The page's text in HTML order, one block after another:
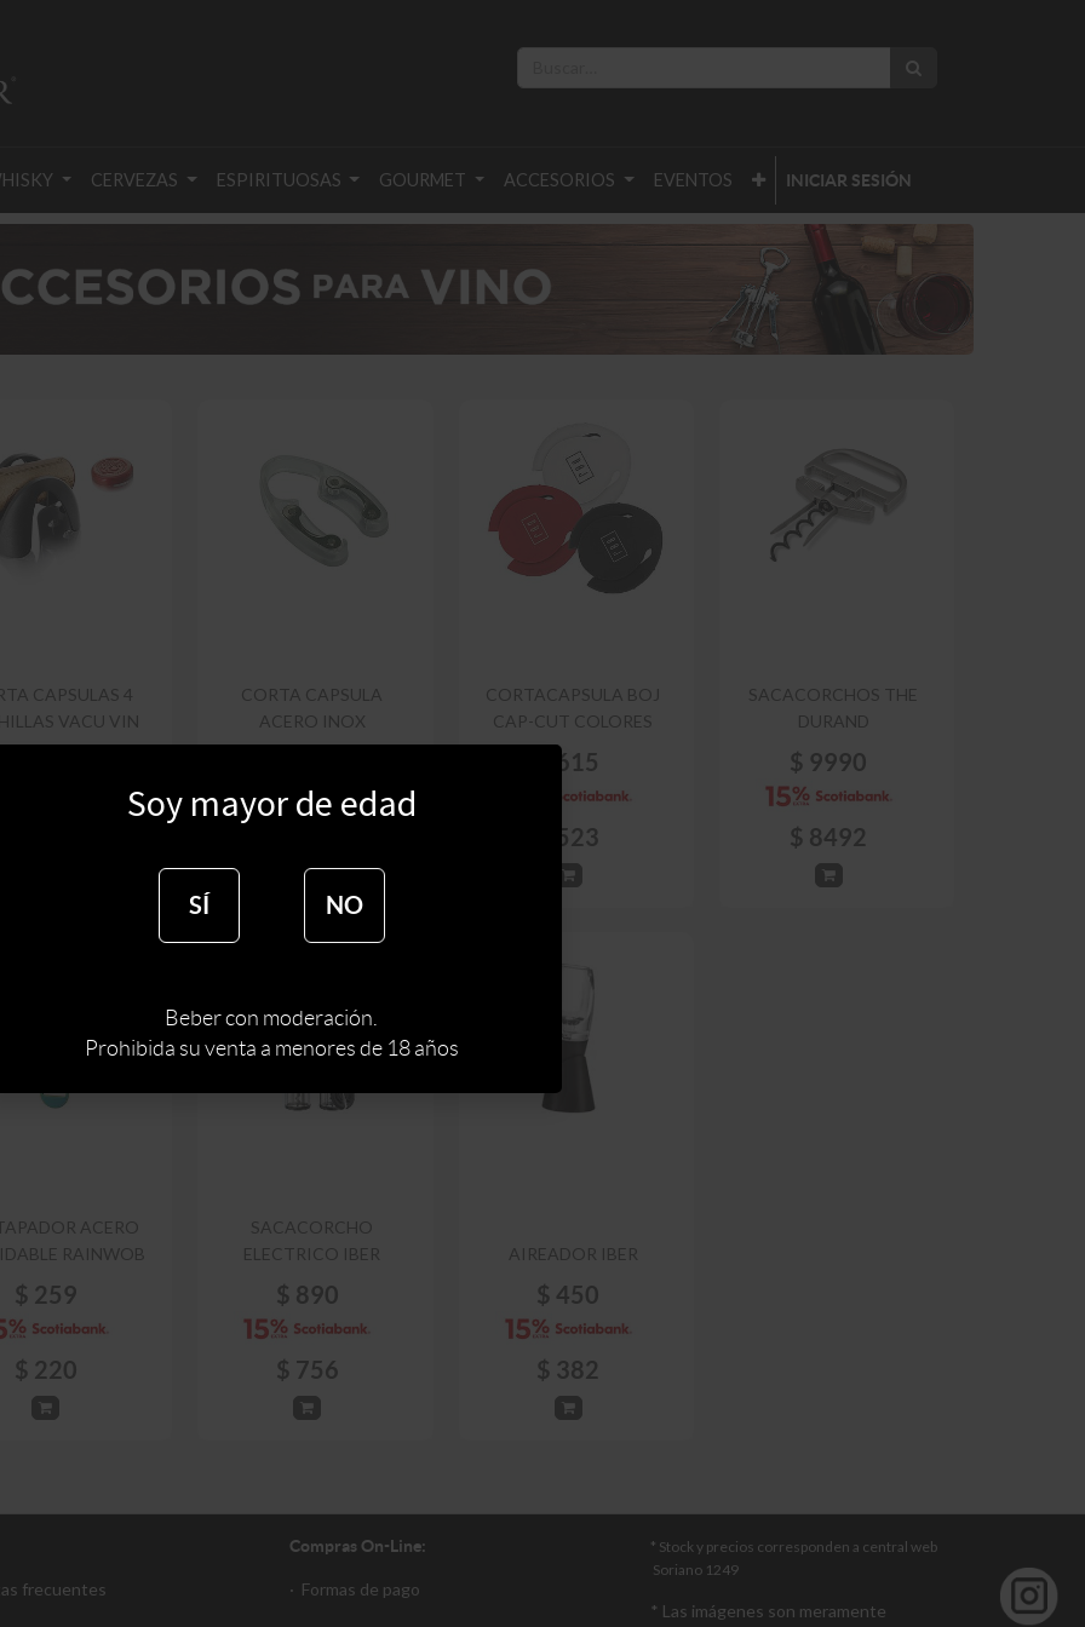
CERVEZAS ESPIRITUOSAS GOURMET ACCESORIOS EVENTOS INICIAR SESIÓN
CAPSULAS 4
VACU VIN
CORTA CAPSULA
ACERO INOX
CORTACAPSULA BOJ
CAP-CUT COLORES
615
523
SACACORCHOS THE
DURAND
$ 9990
$ 8492
ACERO
RAINWOB
$ 259
$ 220
SACACORCHO
ELECTRICO IBER
$ 890
$ 756
AIREADOR IBER
$ 450
$ 382
frecuentes
Compras On-Line:
· Formas de pago
* Stock y precios corresponden a central web
Soriano 1249
* Las imágenes son meramente
Soy mayor de edad
SÍ NO
Beber con moderación.
Prohibida su venta a menores de 18 años